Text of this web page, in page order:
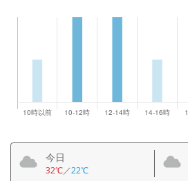
今日
32℃／22℃